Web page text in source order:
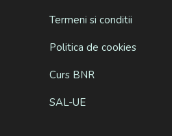
Termeni si conditii
Politica de cookies
Curs BNR
SAL-UE